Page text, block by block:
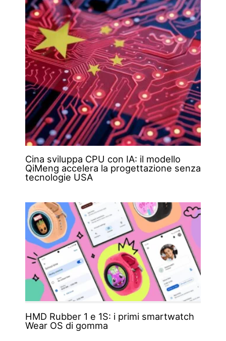
Cina sviluppa CPU con IA: il modello
QiMeng accelera la progettazione senza
tecnologie USA
HMD Rubber 1 e 1S: i primi smartwatch
Wear OS di gomma